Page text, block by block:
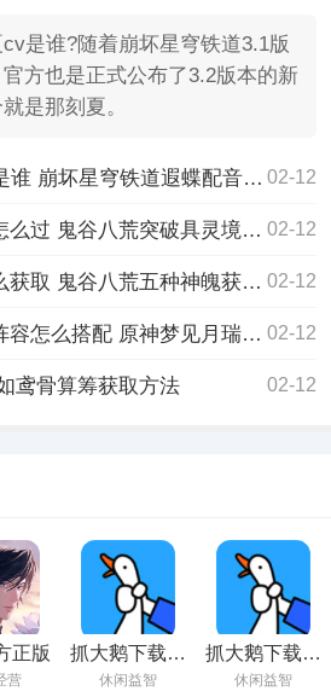
是谁?随着崩坏星穹铁道3.1版
方也是正式公布了3.2版本的新
是那刻夏。
崩坏星穹铁道遐蝶cv是谁 崩坏星穹铁道遐蝶配音演员介绍 02-12
鬼谷八荒突破具灵境怎么过 鬼谷八荒突破具灵境攻略 02-12
鬼谷八荒五种神魄怎么获取 鬼谷八荒五种神魄获取攻略 02-12
原神梦见月瑞希四星阵容怎么搭配 原神梦见月瑞希四星阵容搭配攻略 02-12
鸢骨算筹获取方法 02-12
正版
营
抓大鹅下载最
新版
休闲益智
抓大鹅下载正
版
休闲益智